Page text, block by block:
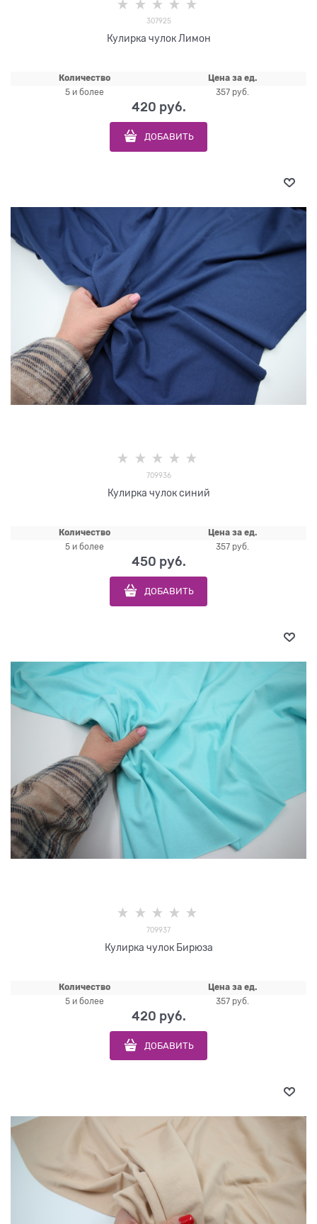
307925
Кулирка чулок Лимон
Количество
Цена за ед.
5 и более
357 руб.
420 руб.
ДОБАВИТЬ
709936
Кулирка чулок синий
Количество
Цена за ед.
5 и более
357 руб.
450 руб.
ДОБАВИТЬ
709937
Кулирка чулок Бирюза
Количество
Цена за ед.
5 и более
357 руб.
420 руб.
ДОБАВИТЬ